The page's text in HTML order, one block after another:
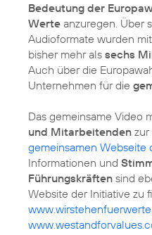
Bedeutung der
Werte anzuregen. Über
Audioformate wurden
bisher mehr als sechs
Auch über die
Unternehmen für die
Das gemeinsame Video
und Mitarbeitenden zur
gemeinsamen Webseite
Informationen und
Führungskräften sind
Website der Initiative zu